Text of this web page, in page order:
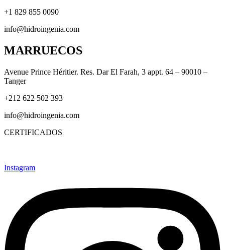
+1 829 855 0090
info@hidroingenia.com
MARRUECOS
Avenue Prince Héritier. Res. Dar El Farah, 3 appt. 64 – 90010 –
Tanger
+212 622 502 393
info@hidroingenia.com
CERTIFICADOS
Instagram